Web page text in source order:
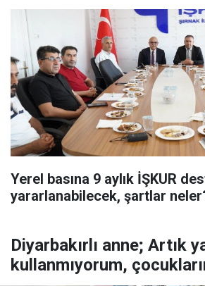
Yerel basına 9 aylık İŞKUR
yararlanabilecek, şartlar
Diyarbakırlı anne; Artık
kullanmıyorum,